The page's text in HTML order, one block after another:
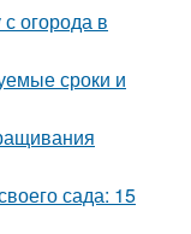
огорода в
сроки и
сада: 15